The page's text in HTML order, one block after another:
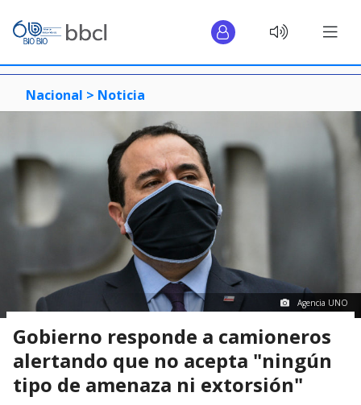
Nacional > Noticia
Agencia UNO
Gobierno responde a camioneros
alertando que no acepta "ningún
tipo de amenaza ni extorsión"